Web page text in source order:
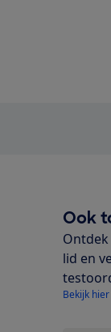
Ook
lid en
Bekijk